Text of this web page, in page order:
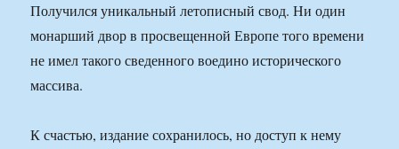
Получился уникальный летописный свод. Ни один
монарший двор в просвещенной Европе того времени
не имел такого сведенного воедино исторического
массива.
К счастью, издание сохранилось, но доступ к нему